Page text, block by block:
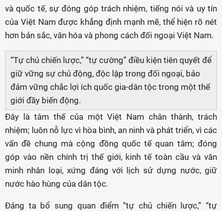
và quốc tế, sự đóng góp trách nhiệm, tiếng nói và uy tín
của Việt Nam được khẳng định mạnh mẽ, thể hiện rõ nét
hơn bản sắc, văn hóa và phong cách đối ngoại Việt Nam.
“Tự chủ chiến lược,” “tự cường” điều kiện tiên quyết để
giữ vững sự chủ động, độc lập trong đối ngoại, bảo
đảm vững chắc lợi ích quốc gia-dân tộc trong một thế
giới đầy biến động.
Đây là tâm thế của một Việt Nam chân thành, trách
nhiệm; luôn nỗ lực vì hòa bình, an ninh và phát triển, vì các
vấn đề chung mà cộng đồng quốc tế quan tâm; đóng
góp vào nền chính trị thế giới, kinh tế toàn cầu và văn
minh nhân loại, xứng đáng với lịch sử dựng nước, giữ
nước hào hùng của dân tộc.
Đảng ta bổ sung quan điểm “tự chủ chiến lược,” “tự